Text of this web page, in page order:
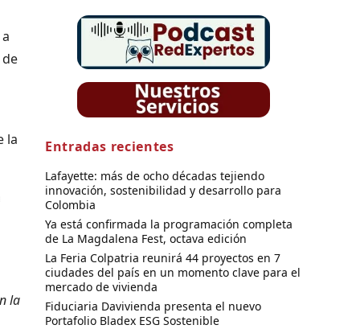
la
la
Entradas recientes
Lafayette: más de ocho décadas tejiendo
innovación, sostenibilidad y desarrollo para
Colombia
Ya está confirmada la programación completa
de La Magdalena Fest, octava edición
La Feria Colpatria reunirá 44 proyectos en 7
ciudades del país en un momento clave para el
mercado de vivienda
Fiduciaria Davivienda presenta el nuevo
Portafolio Bladex ESG Sostenible